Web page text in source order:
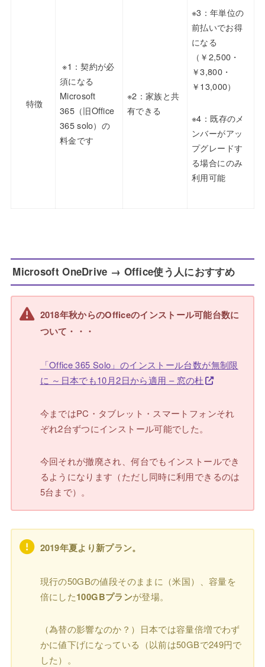
特徴
※1：契約が必
須になる
Microsoft
365（旧Office
365 solo）の
料金です
※2：家族と共
有できる
※3：年単位の
前払いでお得
になる
（￥2,500・
￥3,800・
￥13,000）
※4：既存のメ
ンバーがアッ
プグレードす
る場合にのみ
利用可能
Microsoft OneDrive → Office使う人におすすめ
2018年秋からのOfficeのインストール可能台数に
ついて・・・
「Office 365 Solo」のインストール台数が無制限
に ～日本でも10月2日から適用 – 窓の杜
今まではPC・タブレット・スマートフォンそれ
ぞれ2台ずつにインストール可能でした。
今回それが撤廃され、何台でもインストールでき
るようになります（ただし同時に利用できるのは
5台まで）。
2019年夏より新プラン。
現行の50GBの値段そのままに（米国）、容量を
倍にした100GBプランが登場。
（為替の影響なのか？）日本では容量倍増でわず
かに値下げになっている（以前は50GBで249円で
した）。